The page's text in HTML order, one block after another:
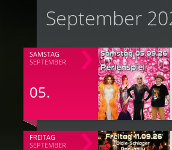
September
SAMSTAG
SEPTEMBER
05.
FREITAG
SEPTEMBER